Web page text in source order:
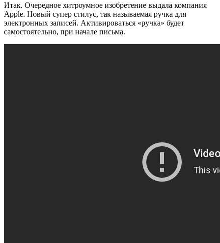
Итак. Очередное хитроумное изобретение выдала компания
Apple. Новый супер стилус, так называемая ручка для
электронных записей. Активироваться «ручка» будет
самостоятельно, при начале письма.